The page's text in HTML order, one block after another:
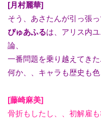
[月村麗華]
そう、あさたんが引っ張
ぴゅあふるは、アリス内
論、
一番問題を乗り越えてき
何か、、キャラも歴史も色
[藤崎麻美]
骨折もしたし、、初解雇も